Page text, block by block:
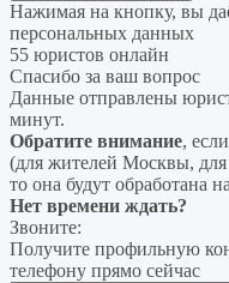
Нажимая на кнопку, вы
персональных данных
55 юристов онлайн
Спасибо за ваш вопрос
Данные отправлены
минут.
Обратите внимание,
(для жителей Москвы, для
то она будут обработана
Нет времени ждать?
Звоните:
Получите профильную
телефону прямо сейчас